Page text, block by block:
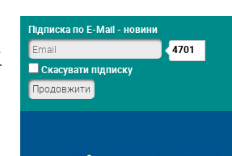
Підписка по E-Mail - новини
4701
Скасувати підписку